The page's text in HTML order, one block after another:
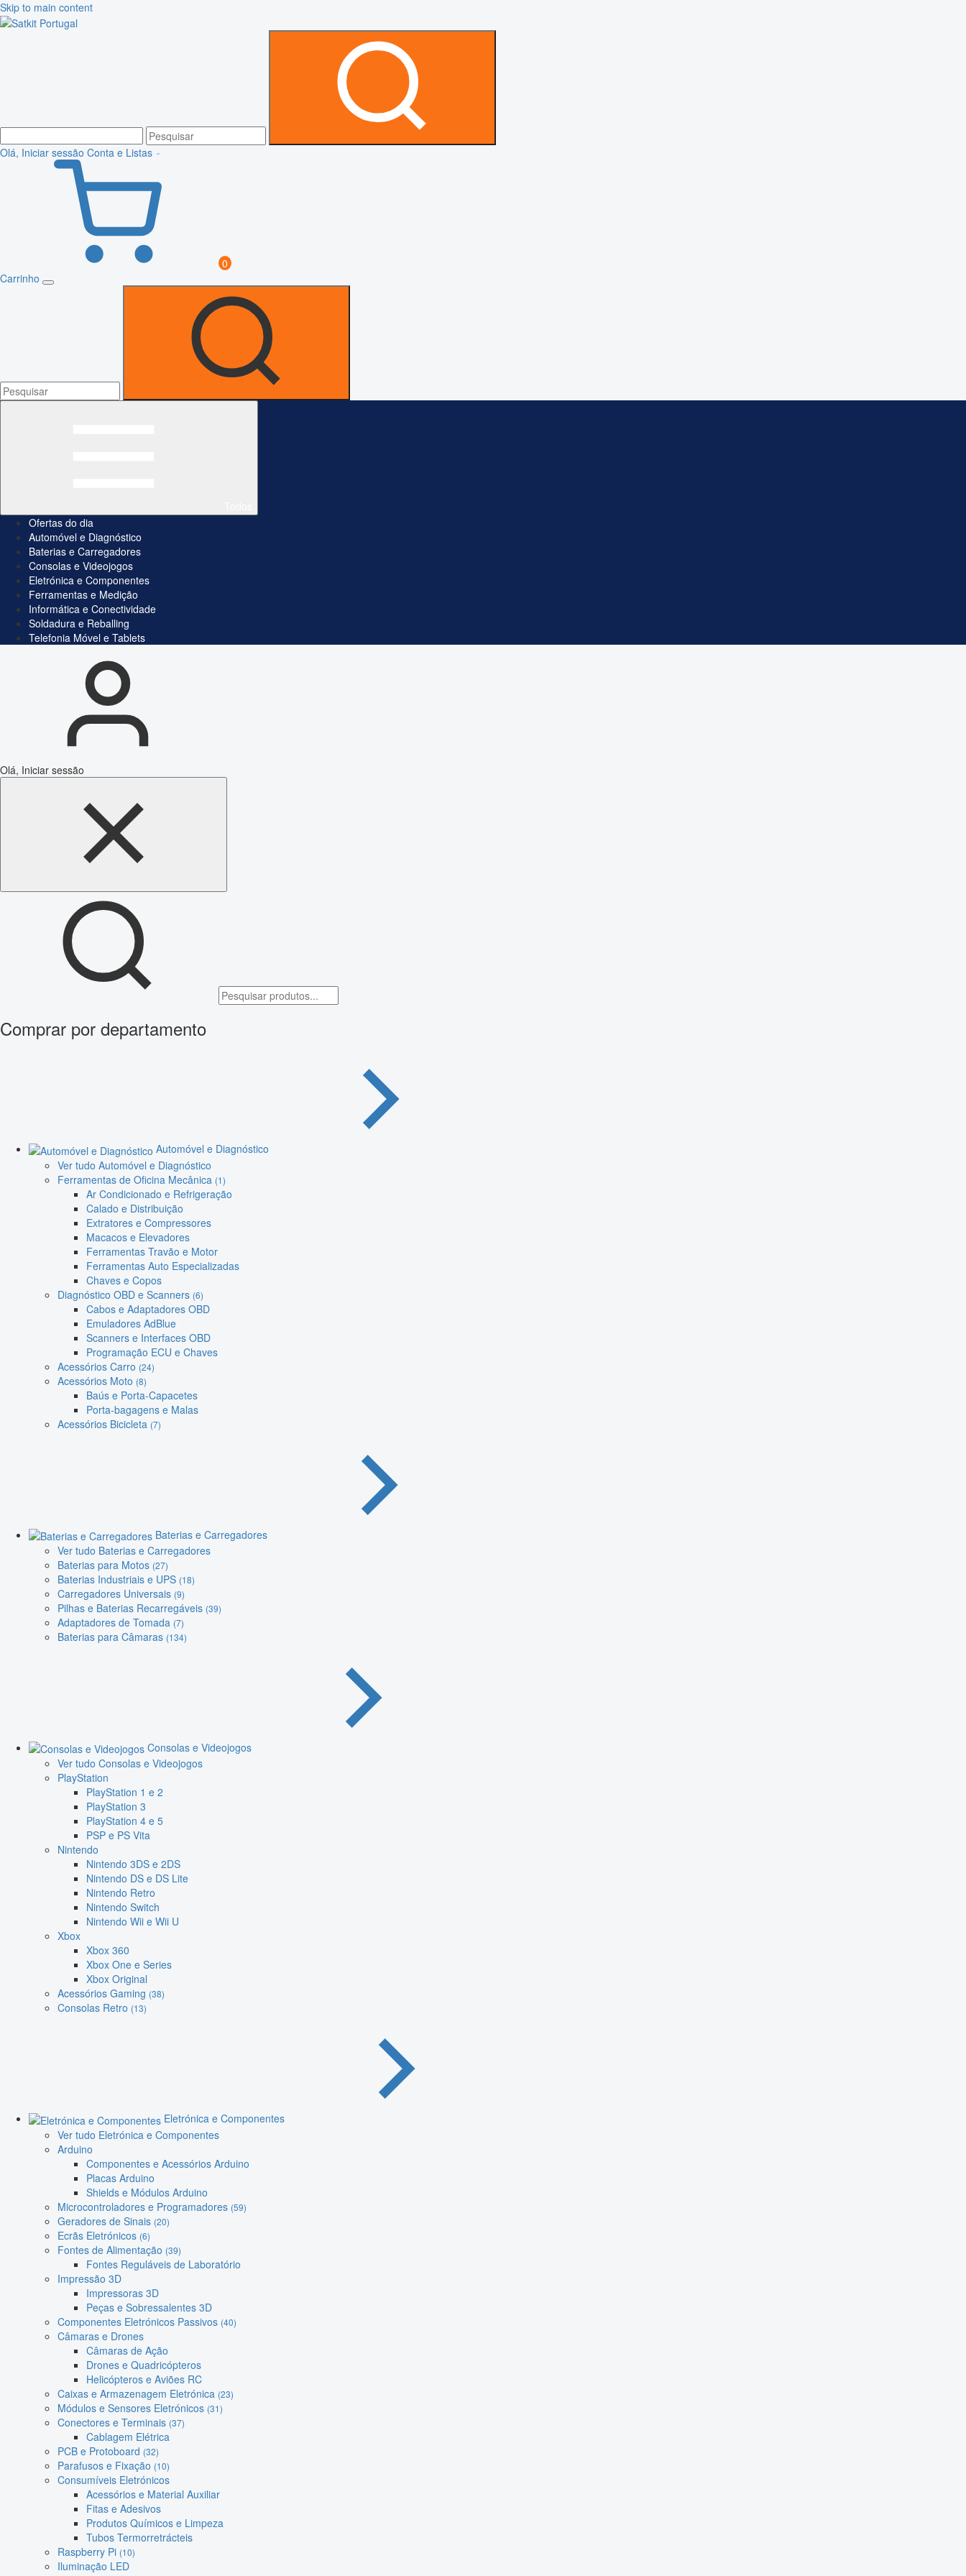
Skip to main content
Olá, Iniciar sessão Conta e Listas
0
Carrinho
Ofertas do dia
Automóvel e Diagnóstico
Baterias e Carregadores
Consolas e Videojogos
Eletrónica e Componentes
Ferramentas e Medição
Informática e Conectividade
Soldadura e Reballing
Telefonia Móvel e Tablets
Olá, Iniciar sessão
Comprar por departamento
Automóvel e Diagnóstico
Ver tudo Automóvel e Diagnóstico
Ferramentas de Oficina Mecânica (1)
Ar Condicionado e Refrigeração
Calado e Distribuição
Extratores e Compressores
Macacos e Elevadores
Ferramentas Travão e Motor
Ferramentas Auto Especializadas
Chaves e Copos
Diagnóstico OBD e Scanners (6)
Cabos e Adaptadores OBD
Emuladores AdBlue
Scanners e Interfaces OBD
Programação ECU e Chaves
Acessórios Carro (24)
Acessórios Moto (8)
Baús e Porta-Capacetes
Porta-bagagens e Malas
Acessórios Bicicleta (7)
Baterias e Carregadores
Ver tudo Baterias e Carregadores
Baterias para Motos (27)
Baterias Industriais e UPS (18)
Carregadores Universais (9)
Pilhas e Baterias Recarregáveis (39)
Adaptadores de Tomada (7)
Baterias para Câmaras (134)
Consolas e Videojogos
Ver tudo Consolas e Videojogos
PlayStation
PlayStation 1 e 2
PlayStation 3
PlayStation 4 e 5
PSP e PS Vita
Nintendo
Nintendo 3DS e 2DS
Nintendo DS e DS Lite
Nintendo Retro
Nintendo Switch
Nintendo Wii e Wii U
Xbox
Xbox 360
Xbox One e Series
Xbox Original
Acessórios Gaming (38)
Consolas Retro (13)
Eletrónica e Componentes
Ver tudo Eletrónica e Componentes
Arduino
Componentes e Acessórios Arduino
Placas Arduino
Shields e Módulos Arduino
Microcontroladores e Programadores (59)
Geradores de Sinais (20)
Ecrãs Eletrónicos (6)
Fontes de Alimentação (39)
Fontes Reguláveis de Laboratório
Impressão 3D
Impressoras 3D
Peças e Sobressalentes 3D
Componentes Eletrónicos Passivos (40)
Câmaras e Drones
Câmaras de Ação
Drones e Quadricópteros
Helicópteros e Aviões RC
Caixas e Armazenagem Eletrónica (23)
Módulos e Sensores Eletrónicos (31)
Conectores e Terminais (37)
Cablagem Elétrica
PCB e Protoboard (32)
Parafusos e Fixação (10)
Consumíveis Eletrónicos
Acessórios e Material Auxiliar
Fitas e Adesivos
Produtos Químicos e Limpeza
Tubos Termorretrácteis
Raspberry Pi (10)
Iluminação LED